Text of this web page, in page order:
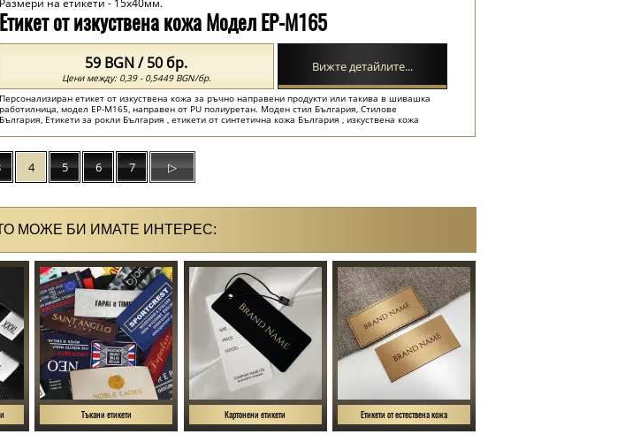
Етикет от изкуствена кожа Модел EP-M165
Размери на етикети - 15x40мм.
Персонализиран етикет от изкуствена кожа за ръчно направени продукти или такива в шивашка
работилница, модел EP-M165, направен от PU полиуретан. Моден стил България, Стилове
България, Етикети за рокли България , етикети от синтетична кожа България , изкуствена кожа
59 BGN / 50 бр.
Цени между: 0,39 - 0,5449 BGN/бр.
Вижте детайлите...
4 5 6 7 ▷
МОЖЕ БИ ИМАТЕ ИНТЕРЕС:
Тъкани етикети Картонени етикети Етикети от естествена кожа